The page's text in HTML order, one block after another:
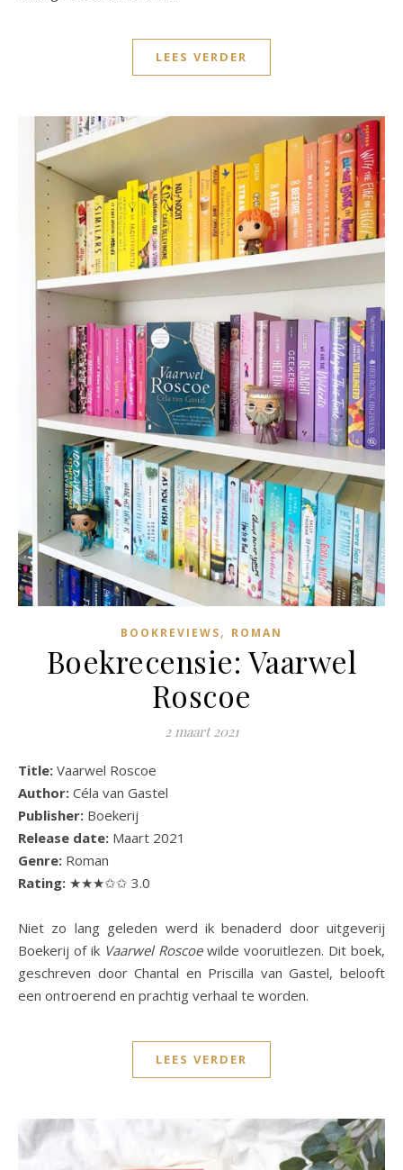
LEES VERDER
BOOKREVIEWS, ROMAN
Boekrecensie: Vaarwel
Roscoe
2 maart 2021
Title: Vaarwel Roscoe
Author: Céla van Gastel
Publisher: Boekerij
Release date: Maart 2021
Genre: Roman
Rating: ★★★✩✩ 3.0
Niet zo lang geleden werd ik benaderd door uitgeverij
Boekerij of ik Vaarwel Roscoewilde vooruitlezen. Dit boek,
geschreven door Chantal en Priscilla van Gastel, belooft
een ontroerend en prachtig verhaal te worden.
LEES VERDER